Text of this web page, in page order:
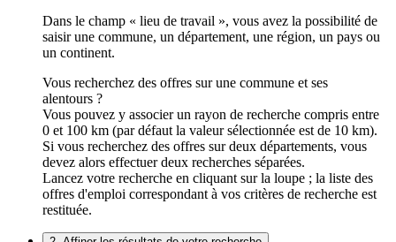
Dans le champ « lieu de travail », vous avez la possibilité de
saisir une commune, un département, une région, un pays ou
un continent.
Vous recherchez des offres sur une commune et ses
alentours ?
Vous pouvez y associer un rayon de recherche compris entre
0 et 100 km (par défaut la valeur sélectionnée est de 10 km).
Si vous recherchez des offres sur deux départements, vous
devez alors effectuer deux recherches séparées.
Lancez votre recherche en cliquant sur la loupe ; la liste des
offres d'emploi correspondant à vos critères de recherche est
restituée.